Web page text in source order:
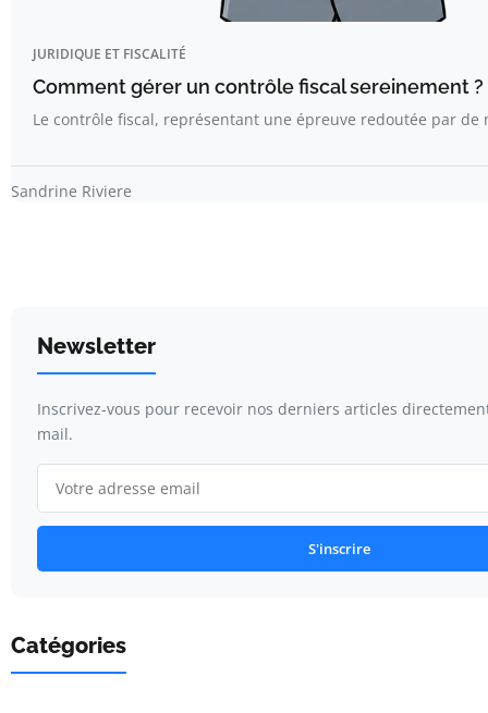
JURIDIQUE ET FISCALITÉ
Comment gérer un contrôle fiscal sereinement ?
Le contrôle fiscal, représentant une épreuve redoutée par de
Sandrine Riviere
Newsletter
Inscrivez-vous pour recevoir nos derniers articles
mail.
S'inscrire
Catégories